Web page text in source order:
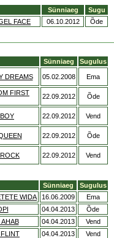
Sünniaeg
Sugu
FACE 06.10.2012 Õde
Sünniaeg
Sugulus
DREAMS 05.02.2008 Ema
FIRST
22.09.2012 Õde
22.09.2012 Vend
22.09.2012 Õde
22.09.2012 Vend
Sünniaeg
Sugulus
WIDA 16.06.2009
Ema
04.04.2013
Õde
04.04.2013
Vend
04.04.2013
Vend